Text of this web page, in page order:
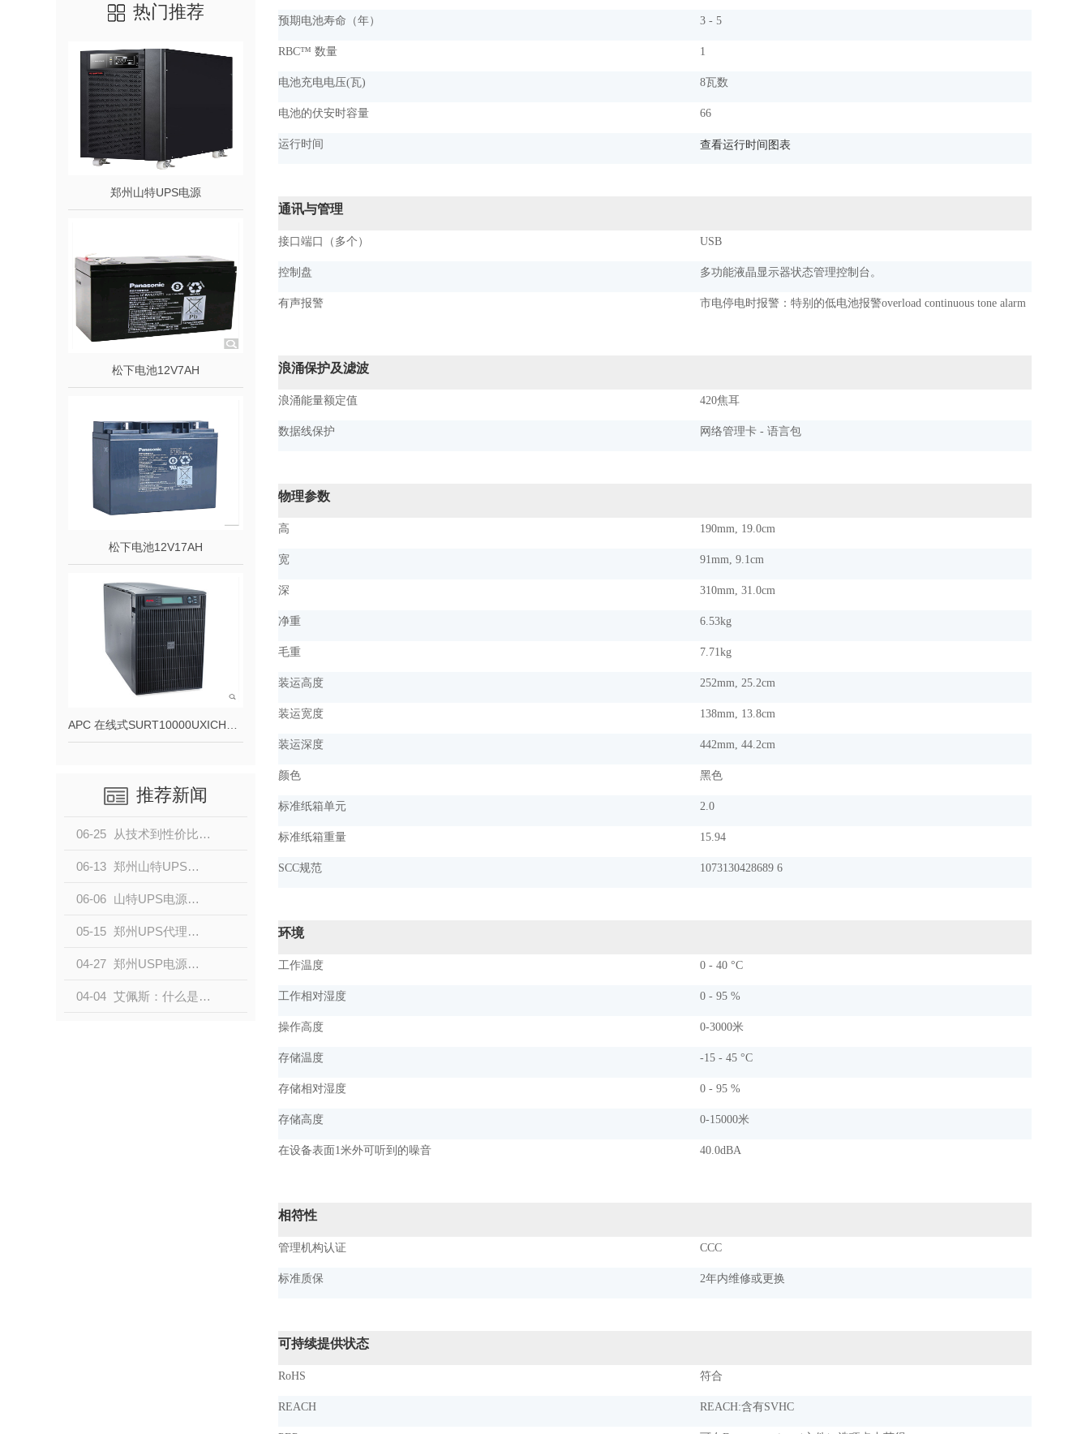
热门推荐
郑州山特UPS电源
松下电池12V7AH
松下电池12V17AH
推荐新闻
06-25 从技术到性价比，山特UPS电源是.佳企业级备电方案
06-13 郑州山特UPS电源：国内安防市场口碑表现强劲
06-06 山特UPS电源系列-位置于行业高点
05-15 郑州UPS代理来说说不间断电源如何接线
04-27 郑州USP电源厂家来说一说UPS电源的作用
04-04 艾佩斯：什么是UPS电源
预期电池寿命（年） 3 - 5
RBC™ 数量 1
电池充电电压(瓦) 8瓦数
电池的伏安时容量 66
运行时间 查看运行时间图表
通讯与管理
接口端口（多个） USB
控制盘 多功能液晶显示器状态管理控制台。
有声报警 市电停电时报警：特别的低电池报警overload continuous tone alarm
浪涌保护及滤波
浪涌能量额定值 420焦耳
数据线保护 网络管理卡 - 语言包
物理参数
高 190mm, 19.0cm
宽 91mm, 9.1cm
深 310mm, 31.0cm
净重 6.53kg
毛重 7.71kg
装运高度 252mm, 25.2cm
装运宽度 138mm, 13.8cm
装运深度 442mm, 44.2cm
颜色 黑色
标准纸箱单元 2.0
标准纸箱重量 15.94
SCC规范 1073130428689 6
环境
工作温度 0 - 40 °C
工作相对湿度 0 - 95 %
操作高度 0-3000米
存储温度 -15 - 45 °C
存储相对湿度 0 - 95 %
存储高度 0-15000米
在设备表面1米外可听到的噪音 40.0dBA
相符性
管理机构认证 CCC
标准质保 2年内维修或更换
可持续提供状态
RoHS 符合
REACH REACH:含有SVHC